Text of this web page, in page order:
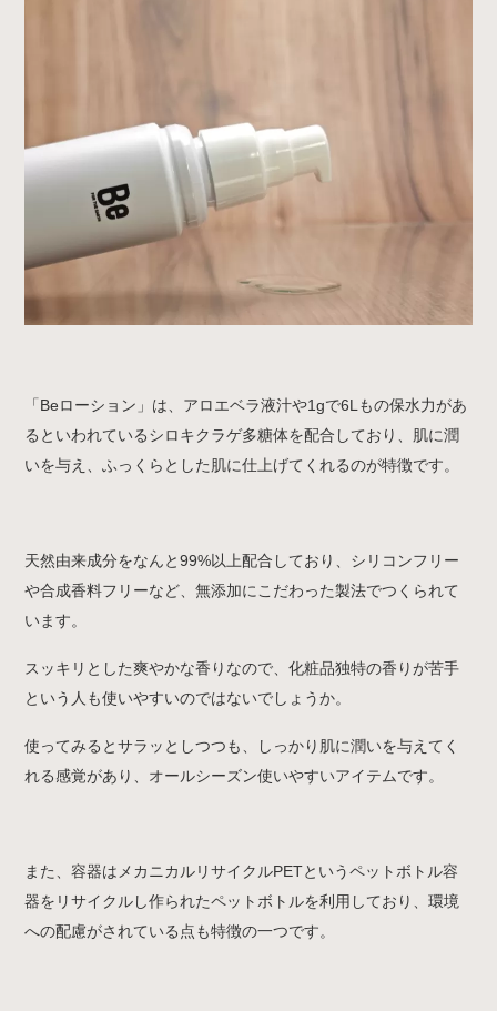
「Beローション」は、アロエベラ液汁や1gで6Lもの保水力があ
るといわれているシロキクラゲ多糖体を配合しており、肌に潤
いを与え、ふっくらとした肌に仕上げてくれるのが特徴です。
天然由来成分をなんと99%以上配合しており、シリコンフリー
や合成香料フリーなど、無添加にこだわった製法でつくられて
います。
スッキリとした爽やかな香りなので、化粧品独特の香りが苦手
という人も使いやすいのではないでしょうか。
使ってみるとサラッとしつつも、しっかり肌に潤いを与えてく
れる感覚があり、オールシーズン使いやすいアイテムです。
また、容器はメカニカルリサイクルPETというペットボトル容
器をリサイクルし作られたペットボトルを利用しており、環境
への配慮がされている点も特徴の一つです。